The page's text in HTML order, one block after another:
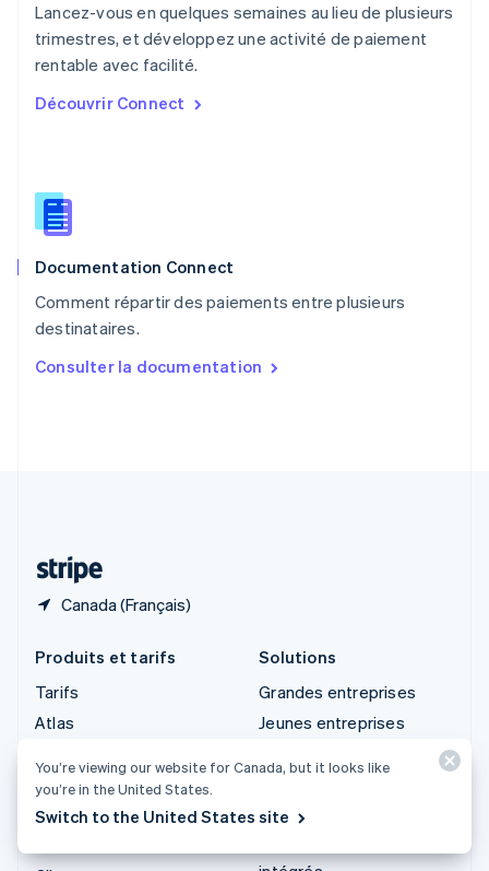
Lancez-vous en quelques semaines au lieu de plusieurs
trimestres, et développez une activité de paiement
rentable avec facilité.
Découvrir Connect
Documentation Connect
Comment répartir des paiements entre plusieurs
destinataires.
Consulter la documentation
Canada (Français)
NederlandsEnglish
Pologne
English
PortuguêsEnglish
English
Roumanie
Royaume-Uni
Singapour
English简体中文
English
Produits et tarifs
Tarifs
Atlas
Billing
Capital
Solutions
Grandes entreprises
Jeunes entreprises
Commerce en ligne
You’re viewing our website for Canada, but it looks like
you’re in the United States.
Switch to the United States site